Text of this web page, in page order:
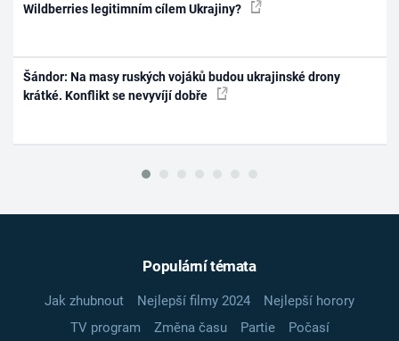
Wildberries legitimním cílem Ukrajiny?
Šándor: Na masy ruských vojáků budou ukrajinské drony
krátké. Konflikt se nevyvíjí dobře
Populární témata
Jak zhubnout Nejlepší filmy 2024
Nejlepší horory
TV program
Změna času Partie
Počasí